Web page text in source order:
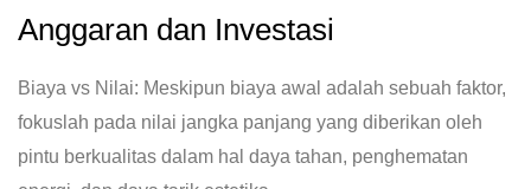
Anggaran dan Investasi
Biaya vs Nilai: Meskipun biaya awal adalah sebuah faktor,
fokuslah pada nilai jangka panjang yang diberikan oleh
pintu berkualitas dalam hal daya tahan, penghematan